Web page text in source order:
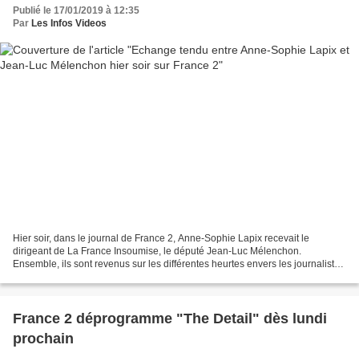
Publié le 17/01/2019 à 12:35
Par Les Infos Videos
Hier soir, dans le journal de France 2, Anne-Sophie Lapix recevait le
dirigeant de La France Insoumise, le député Jean-Luc Mélenchon.
Ensemble, ils sont revenus sur les différentes heurtes envers les journalistes
France 2 déprogramme "The Detail" dès lundi
prochain